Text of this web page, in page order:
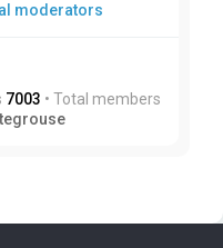
moderators
7003 • Total members